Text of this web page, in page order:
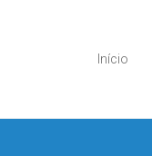
Início